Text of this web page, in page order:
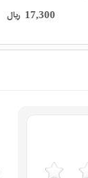
43,000 ریال